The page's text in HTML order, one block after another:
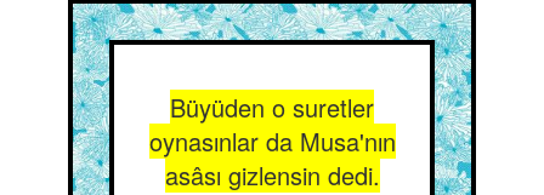
Büyüden o suretler
oynasınlar da Musa'nın
asâsı gizlensin dedi.